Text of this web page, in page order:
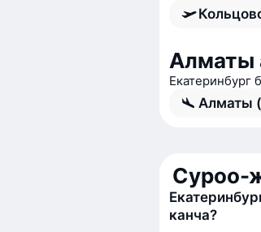
Алматы
Екатеринбург
Алматы
Суроо-
канча?